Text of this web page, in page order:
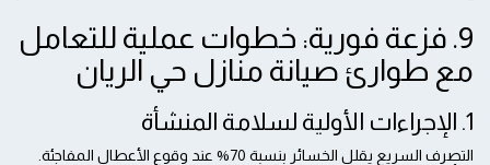
9. فزعة فورية: خطوات عملية للتعامل
مع طوارئ صيانة منازل حي الريان
1. الإجراءات الأولية لسلامة المنشأة
التصرف السريع يقلل الخسائر بنسبة 70% عند وقوع الأعطال المفاجئة.